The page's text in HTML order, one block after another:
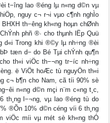
t−îng lao ®éng lµ n«ng d©n vµ
nguy c¬ r¬i vµo c¶nh nghÌo
th−êng kh«ng hoµn chØnh
phñ ®· cho thµnh lËp Quü
Trong khi ®©y lµ nh÷ng ®èi
tæn d− do Bé Tµi chÝnh qu¶n
th«i viÖc th−¬ng tr−íc nh÷ng
ë ViÖt hoÆc tù nguyÖn th«i
c¬ b¶n cho Nam, cã tíi 90% sè
n«ng d©n mçi n¨m c«ng t¸c,
th¸ng l−¬ng, vµ lao ®éng tù do
®Õn 10% d©n céng víi 6 th¸ng
viÖc míi vµ mét sè kh«ng thÓ